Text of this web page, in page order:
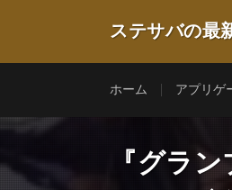
ステサバの最
ホーム アプリゲ
『グラ